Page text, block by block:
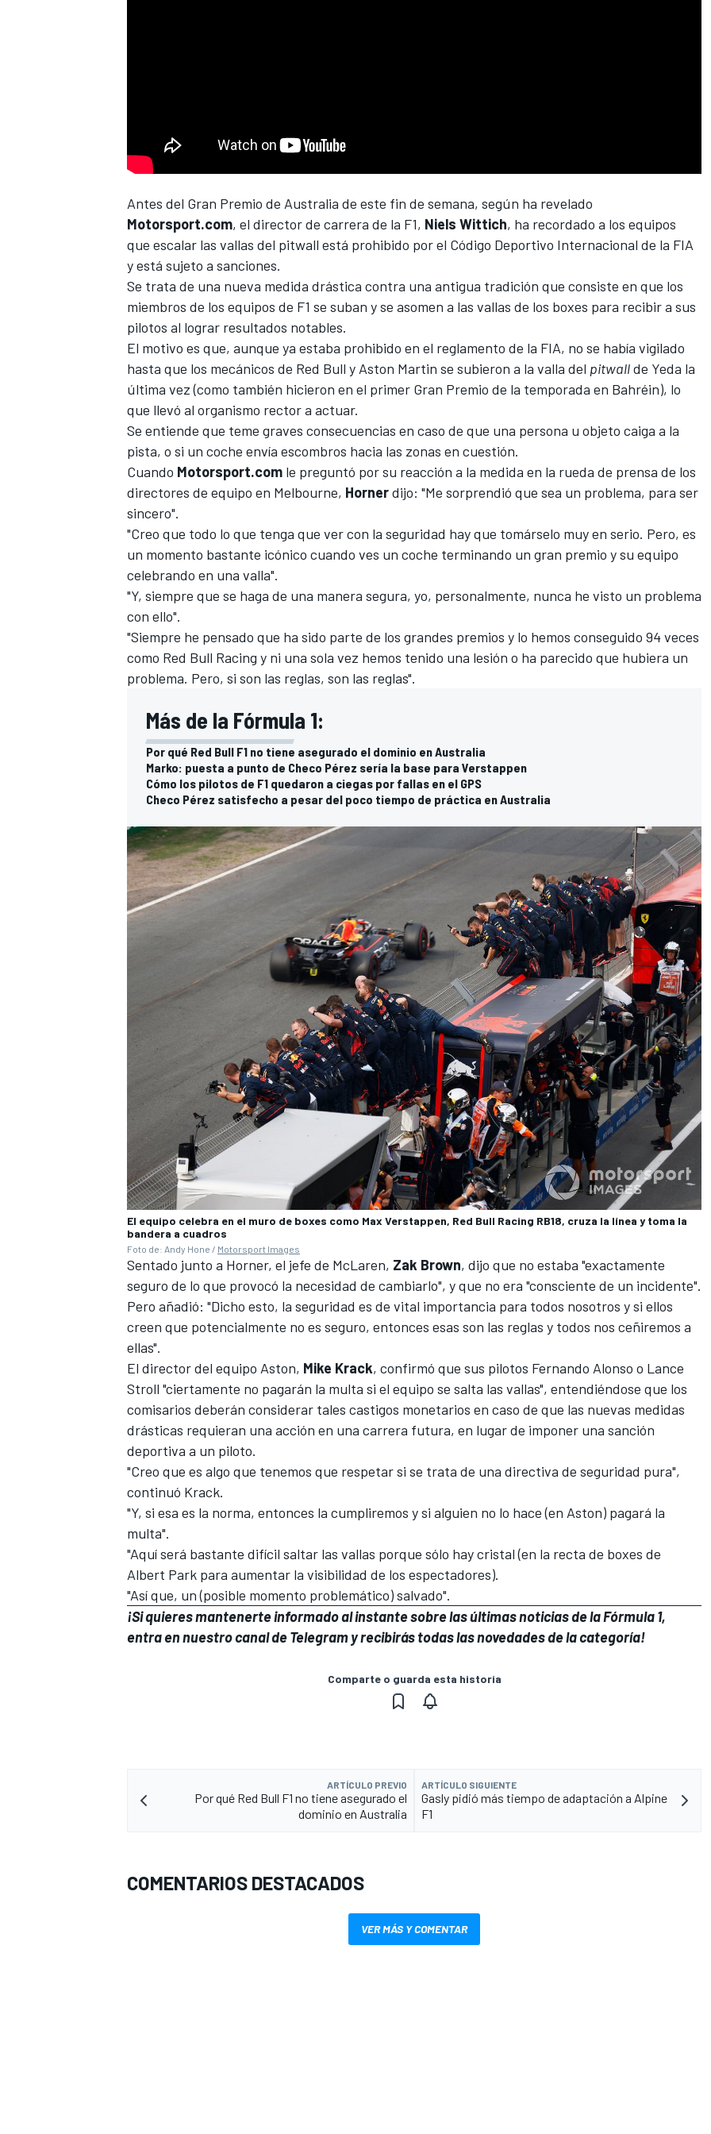
NASCAR CUP
FÓRMULA E
WRC
MÁS CATEGORÍAS
Antes del Gran Premio de Australia de este fin de semana, según ha revelado
Motorsport.com, el director de carrera de la F1, Niels Wittich, ha recordado a los equipos
que escalar las vallas del pitwall está prohibido por el Código Deportivo Internacional de la FIA
y está sujeto a sanciones.
Se trata de una nueva medida drástica contra una antigua tradición que consiste en que los
miembros de los equipos de F1 se suban y se asomen a las vallas de los boxes para recibir a sus
pilotos al lograr resultados notables.
El motivo es que, aunque ya estaba prohibido en el reglamento de la FIA, no se había vigilado
hasta que los mecánicos de Red Bull y Aston Martin se subieron a la valla del pitwallde Yeda la
última vez (como también hicieron en el primer Gran Premio de la temporada en Bahréin), lo
que llevó al organismo rector a actuar.
Se entiende que teme graves consecuencias en caso de que una persona u objeto caiga a la
pista, o si un coche envía escombros hacia las zonas en cuestión.
Cuando Motorsport.com le preguntó por su reacción a la medida en la rueda de prensa de los
directores de equipo en Melbourne, Hornerdijo: "Me sorprendió que sea un problema, para ser
sincero".
"Creo que todo lo que tenga que ver con la seguridad hay que tomárselo muy en serio. Pero, es
un momento bastante icónico cuando ves un coche terminando un gran premio y su equipo
celebrando en una valla".
"Y, siempre que se haga de una manera segura, yo, personalmente, nunca he visto un problema
con ello".
"Siempre he pensado que ha sido parte de los grandes premios y lo hemos conseguido 94 veces
como Red Bull Racing y ni una sola vez hemos tenido una lesión o ha parecido que hubiera un
problema. Pero, si son las reglas, son las reglas".
Más de la Fórmula 1:
Por qué Red Bull F1 no tiene asegurado el dominio en Australia
Marko: puesta a punto de Checo Pérez sería la base para Verstappen
Cómo los pilotos de F1 quedaron a ciegas por fallas en el GPS
Checo Pérez satisfecho a pesar del poco tiempo de práctica en Australia
El equipo celebra en el muro de boxes como Max Verstappen, Red Bull Racing RB18, cruza la línea y toma la
bandera a cuadros
Foto de: Andy Hone / Motorsport Images
Sentado junto a Horner, el jefe de McLaren, Zak Brown, dijo que no estaba "exactamente
seguro de lo que provocó la necesidad de cambiarlo", y que no era "consciente de un incidente".
Pero añadió: "Dicho esto, la seguridad es de vital importancia para todos nosotros y si ellos
creen que potencialmente no es seguro, entonces esas son las reglas y todos nos ceñiremos a
ellas".
El director del equipo Aston, Mike Krack, confirmó que sus pilotos Fernando Alonso o Lance
Stroll "ciertamente no pagarán la multa si el equipo se salta las vallas", entendiéndose que los
comisarios deberán considerar tales castigos monetarios en caso de que las nuevas medidas
drásticas requieran una acción en una carrera futura, en lugar de imponer una sanción
deportiva a un piloto.
"Creo que es algo que tenemos que respetar si se trata de una directiva de seguridad pura",
continuó Krack.
"Y, si esa es la norma, entonces la cumpliremos y si alguien no lo hace (en Aston) pagará la
multa".
"Aquí será bastante difícil saltar las vallas porque sólo hay cristal (en la recta de boxes de
Albert Park para aumentar la visibilidad de los espectadores).
"Así que, un (posible momento problemático) salvado".
¡Si quieres mantenerte informado al instante sobre las últimas noticias de la Fórmula 1,
entra ennuestro canal de Telegramy recibirás todas las novedades de la categoría!
Comparte o guarda esta historia
ARTÍCULO PREVIO
Por qué Red Bull F1 no tiene asegurado el
dominio en Australia
ARTÍCULO SIGUIENTE
Gasly pidió más tiempo de adaptación a Alpine
F1
COMENTARIOS DESTACADOS
VER MÁS Y COMENTAR